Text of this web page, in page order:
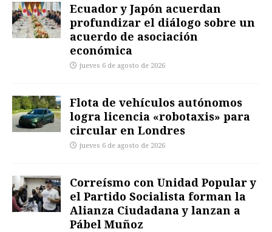
Ecuador y Japón acuerdan
profundizar el diálogo sobre un
acuerdo de asociación
económica
jueves 6 de agosto de 2026
Flota de vehículos autónomos
logra licencia «robotaxis» para
circular en Londres
jueves 6 de agosto de 2026
Correísmo con Unidad Popular y
el Partido Socialista forman la
Alianza Ciudadana y lanzan a
Pábel Muñoz